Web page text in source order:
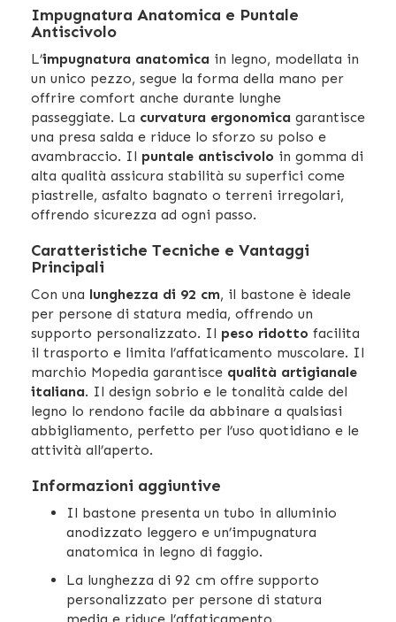
Impugnatura Anatomica e Puntale
Antiscivolo
L’impugnatura anatomica in legno, modellata in
un unico pezzo, segue la forma della mano per
offrire comfort anche durante lunghe
passeggiate. La curvatura ergonomica garantisce
una presa salda e riduce lo sforzo su polso e
avambraccio. Il puntale antiscivolo in gomma di
alta qualità assicura stabilità su superfici come
piastrelle, asfalto bagnato o terreni irregolari,
offrendo sicurezza ad ogni passo.
Caratteristiche Tecniche e Vantaggi
Principali
Con una lunghezza di 92 cm, il bastone è ideale
per persone di statura media, offrendo un
supporto personalizzato. Il peso ridotto facilita
il trasporto e limita l’affaticamento muscolare. Il
marchio Mopedia garantisce qualità artigianale
italiana. Il design sobrio e le tonalità calde del
legno lo rendono facile da abbinare a qualsiasi
abbigliamento, perfetto per l’uso quotidiano e le
attività all’aperto.
Informazioni aggiuntive
Il bastone presenta un tubo in alluminio
anodizzato leggero e un’impugnatura
anatomica in legno di faggio.
La lunghezza di 92 cm offre supporto
personalizzato per persone di statura